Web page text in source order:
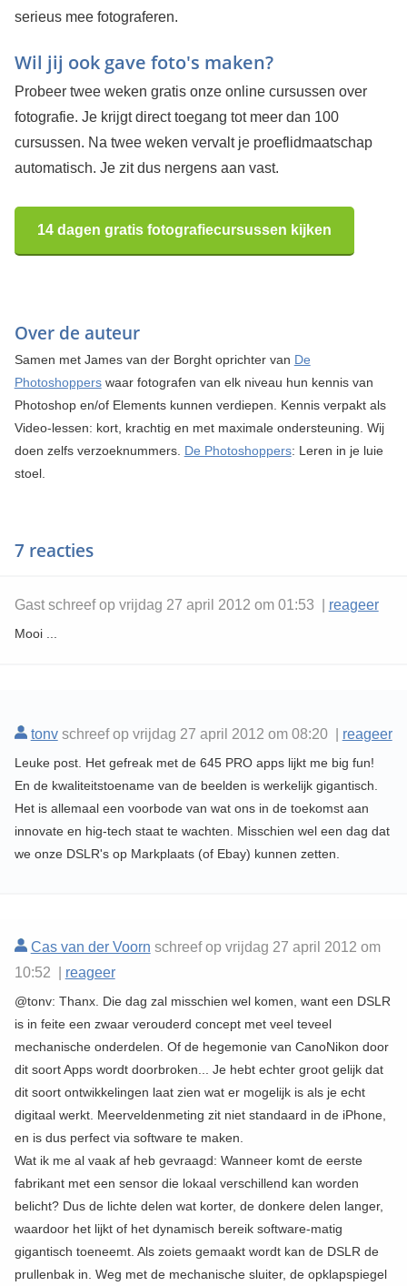
serieus mee fotograferen.
Wil jij ook gave foto's maken?
Probeer twee weken gratis onze online cursussen over
fotografie. Je krijgt direct toegang tot meer dan 100
cursussen. Na twee weken vervalt je proeflidmaatschap
automatisch. Je zit dus nergens aan vast.
14 dagen gratis fotografiecursussen kijken
Over de auteur
Samen met James van der Borght oprichter van De
Photoshopperswaar fotografen van elk niveau hun kennis van
Photoshop en/of Elements kunnen verdiepen. Kennis verpakt als
Video-lessen: kort, krachtig en met maximale ondersteuning. Wij
doen zelfs verzoeknummers. De Photoshoppers: Leren in je luie
stoel.
7 reacties
Gast schreef op vrijdag 27 april 2012 om 01:53 | reageer
Mooi ...
tonvschreef op vrijdag 27 april 2012 om 08:20 | reageer
Leuke post. Het gefreak met de 645 PRO apps lijkt me big fun!
En de kwaliteitstoename van de beelden is werkelijk gigantisch.
Het is allemaal een voorbode van wat ons in de toekomst aan
innovate en hig-tech staat te wachten. Misschien wel een dag dat
we onze DSLR's op Markplaats (of Ebay) kunnen zetten.
Cas van der Voorn schreef op vrijdag 27 april 2012 om
10:52 | reageer
@tonv: Thanx. Die dag zal misschien wel komen, want een DSLR
is in feite een zwaar verouderd concept met veel teveel
mechanische onderdelen. Of de hegemonie van CanoNikon door
dit soort Apps wordt doorbroken... Je hebt echter groot gelijk dat
dit soort ontwikkelingen laat zien wat er mogelijk is als je echt
digitaal werkt. Meerveldenmeting zit niet standaard in de iPhone,
en is dus perfect via software te maken.
Wat ik me al vaak af heb gevraagd: Wanneer komt de eerste
fabrikant met een sensor die lokaal verschillend kan worden
belicht? Dus de lichte delen wat korter, de donkere delen langer,
waardoor het lijkt of het dynamisch bereik software-matig
gigantisch toeneemt. Als zoiets gemaakt wordt kan de DSLR de
prullenbak in. Weg met de mechanische sluiter, de opklapspiegel